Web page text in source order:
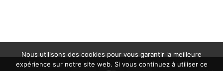
Nous utilisons des cookies pour vous garantir la meilleure
expérience sur notre site web. Si vous continuez à utiliser ce